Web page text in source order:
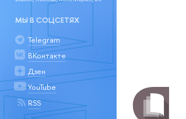
МЫ В СОЦСЕТЯХ
Telegram
ВКонтакте
Дзен
YouTube
RSS